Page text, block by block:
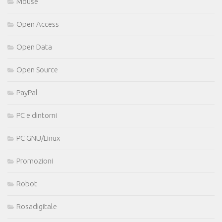
Open Access
Open Data
Open Source
PayPal
PC e dintorni
PC GNU/Linux
Promozioni
Robot
Rosadigitale